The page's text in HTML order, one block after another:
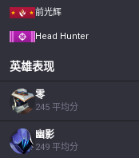
前光辉
Head Hunter
英雄表现
零
245 平均分
幽影
249 平均分